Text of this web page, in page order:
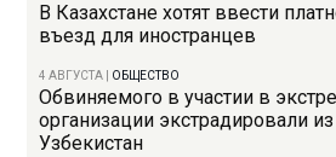
В Казахстане хотят ввести
въезд для иностранцев
4 АВГУСТА ОБЩЕСТВО
Обвиняемого в участии в
организации экстрадировали
Узбекистан